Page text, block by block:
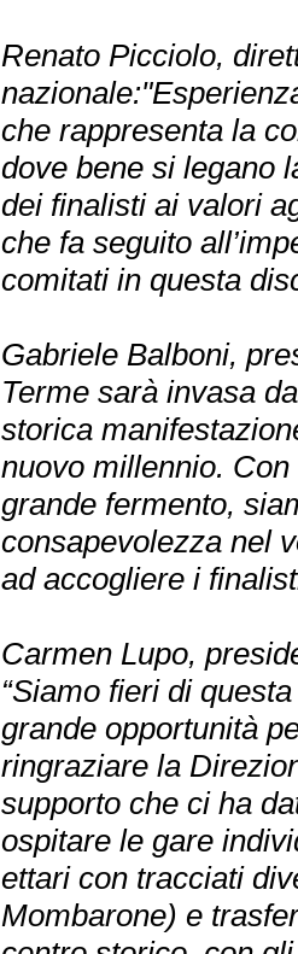
Renato Picciolo,
che rappresenta la
dove bene si legano
dei finalisti ai valori
che fa seguito
comitati in questa
Gabriele Balboni,
Terme sarà invasa
storica
nuovo millennio.
grande fermento,
consapevolezza nel
ad accogliere i
Carmen Lupo,
“Siamo fieri di
grande opportunità
ringraziare la
supporto che ci ha
ospitare le gare
ettari con tracciati
Mombarone) e